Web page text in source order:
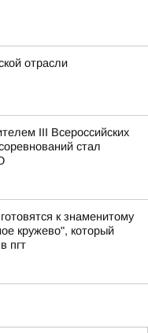
отрасли
III Всероссийских
стал
к знаменитому
кружево", который
пгт